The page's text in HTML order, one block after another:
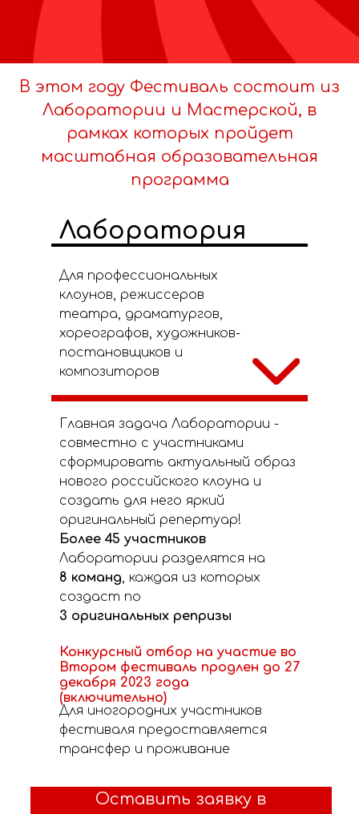
В этом году Фестиваль состоит из
Лаборатории и Мастерской, в
рамках которых пройдет
масштабная образовательная
программа
Лаборатория
Для профессиональных
клоунов, режиссеров
театра, драматургов,
хореографов, художников-
постановщиков и
композиторов
Главная задача Лаборатории -
совместно с участниками
сформировать актуальный образ
нового российского клоуна и
создать для него яркий
оригинальный репертуар!
Более 45 участников
Лаборатории разделятся на
8 команд, каждая из которых
создаст по
3 оригинальных репризы
Конкурсный отбор на участие во
Втором фестиваль продлен до 27
декабря 2023 года
(включительно)
Для иногородних участников
фестиваля предоставляется
трансфер и проживание
Оставить заявку в